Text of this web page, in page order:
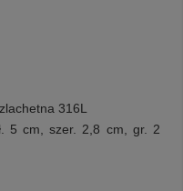
316L
5 cm, szer. 2,8 cm, gr. 2